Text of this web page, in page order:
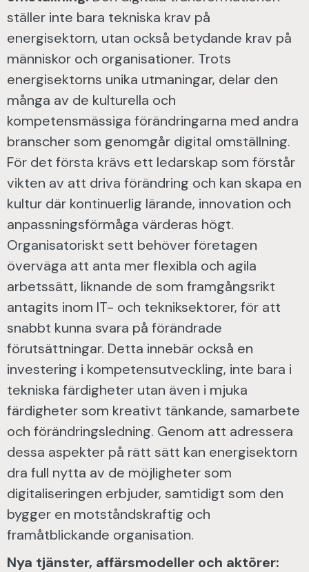
ställer inte bara tekniska krav på
energisektorn, utan också betydande krav på
människor och organisationer. Trots
energisektorns unika utmaningar, delar den
många av de kulturella och
kompetensmässiga förändringarna med andra
branscher som genomgår digital omställning.
För det första krävs ett ledarskap som förstår
vikten av att driva förändring och kan skapa en
kultur där kontinuerlig lärande, innovation och
anpassningsförmåga värderas högt.
Organisatoriskt sett behöver företagen
överväga att anta mer flexibla och agila
arbetssätt, liknande de som framgångsrikt
antagits inom IT- och tekniksektorer, för att
snabbt kunna svara på förändrade
förutsättningar. Detta innebär också en
investering i kompetensutveckling, inte bara i
tekniska färdigheter utan även i mjuka
färdigheter som kreativt tänkande, samarbete
och förändringsledning. Genom att adressera
dessa aspekter på rätt sätt kan energisektorn
dra full nytta av de möjligheter som
digitaliseringen erbjuder, samtidigt som den
bygger en motståndskraftig och
framåtblickande organisation.
Nya tjänster, affärsmodeller och aktörer: